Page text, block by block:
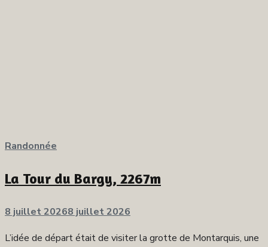
Randonnée
La Tour du Bargy, 2267m
Publié
8 juillet 20268 juillet 2026
L’idée de départ était de visiter la grotte de Montarquis, une